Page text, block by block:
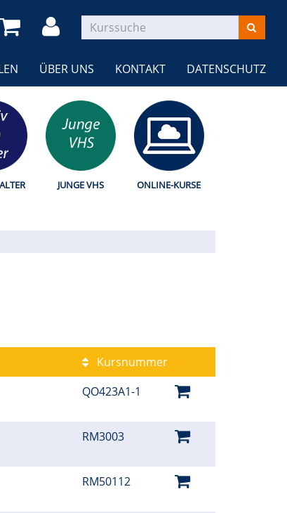
ÜBER UNS KONTAKT DATENSCHUTZ
JUNGE VHS ONLINE-KURSE
Kursnummer
QO423A1-1
RM3003
RM50112